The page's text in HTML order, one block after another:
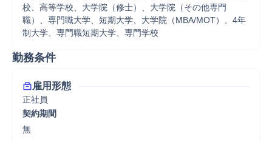
校、高等学校、大学院（修士）、大学院（その他専門
職）、専門職大学、短期大学、大学院（MBA/MOT）、4年
制大学、専門職短期大学、専門学校
勤務条件
雇用形態
正社員
契約期間
無